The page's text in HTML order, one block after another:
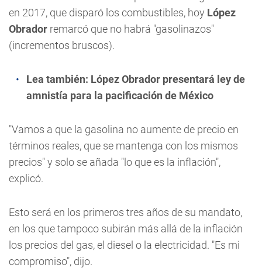
en 2017, que disparó los combustibles, hoy López
Obrador remarcó que no habrá "gasolinazos"
(incrementos bruscos).
Lea también: López Obrador presentará ley de
amnistía para la pacificación de México
"Vamos a que la gasolina no aumente de precio en
términos reales, que se mantenga con los mismos
precios" y solo se añada "lo que es la inflación",
explicó.
Esto será en los primeros tres años de su mandato,
en los que tampoco subirán más allá de la inflación
los precios del gas, el diesel o la electricidad. "Es mi
compromiso", dijo.